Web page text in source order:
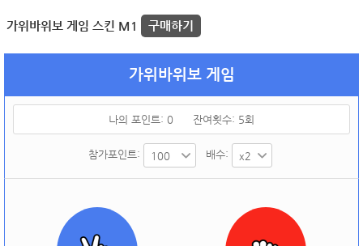
가위바위보 게임 스킨 M1 구매하기
가위바위보 게임
나의 포인트: 0 잔여횟수: 5회
참가포인트: 배수:
오늘 승률: 오늘 결과: ]